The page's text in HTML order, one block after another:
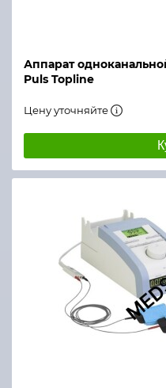
Аппарат
Puls Topline
Цену уточняйте